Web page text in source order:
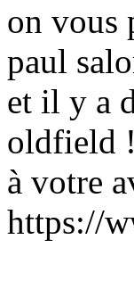
on vous
paul
et il y a
oldfield !
à votre
https://